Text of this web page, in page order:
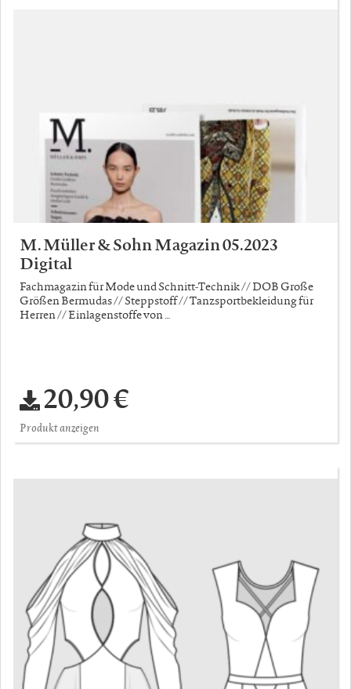
M. Müller & Sohn Magazin 05.2023
Digital
Fachmagazin für Mode und Schnitt-Technik // DOB Große
Größen Bermudas // Steppstoff // Tanzsportbekleidung für
Herren // Einlagenstoffe von …
20,90 €
Produkt anzeigen